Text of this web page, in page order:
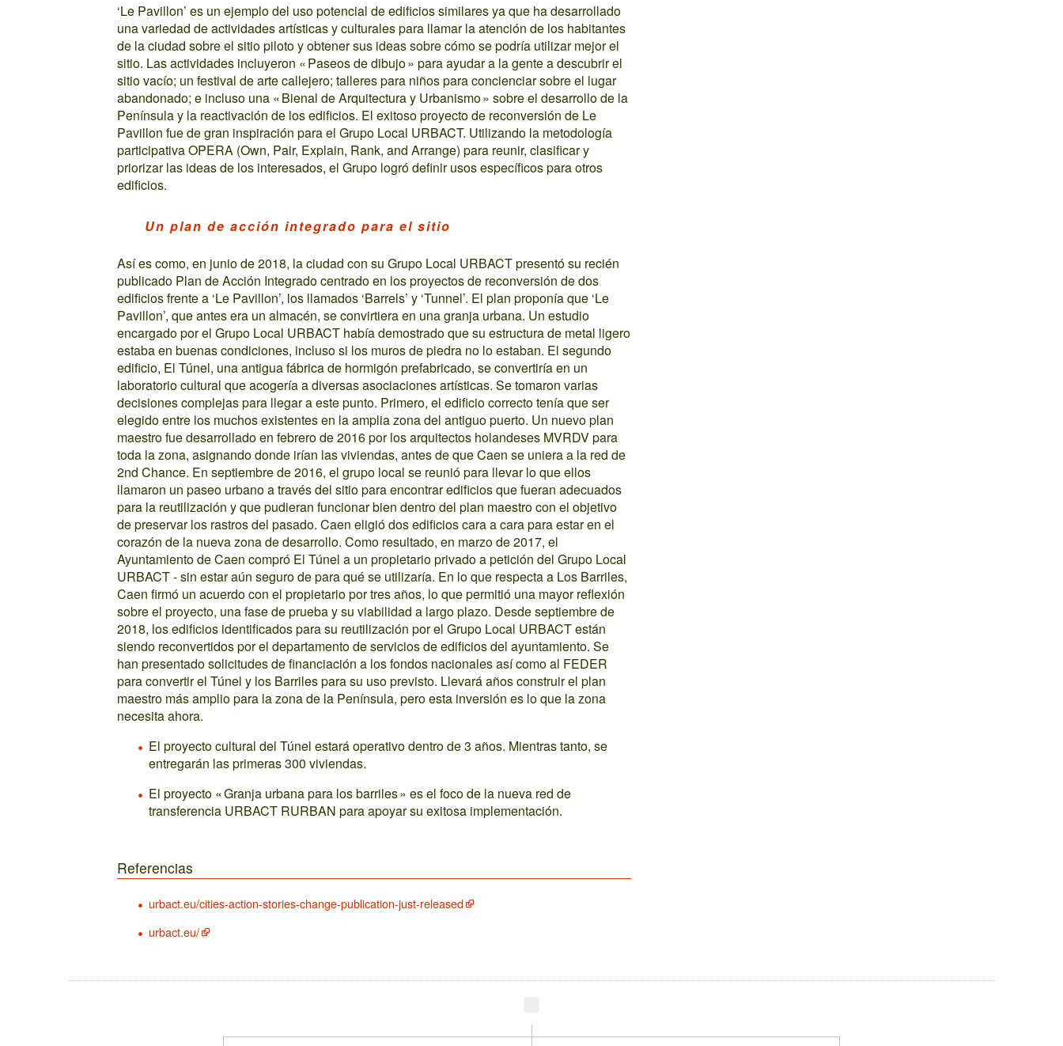
‘Le Pavillon’ es un ejemplo del uso potencial de edificios similares ya que ha desarrollado
una variedad de actividades artísticas y culturales para llamar la atención de los habitantes
de la ciudad sobre el sitio piloto y obtener sus ideas sobre cómo se podría utilizar mejor el
sitio. Las actividades incluyeron « Paseos de dibujo » para ayudar a la gente a descubrir el
sitio vacío; un festival de arte callejero; talleres para niños para concienciar sobre el lugar
abandonado; e incluso una « Bienal de Arquitectura y Urbanismo » sobre el desarrollo de la
Península y la reactivación de los edificios. El exitoso proyecto de reconversión de Le
Pavillon fue de gran inspiración para el Grupo Local URBACT. Utilizando la metodología
participativa OPERA (Own, Pair, Explain, Rank, and Arrange) para reunir, clasificar y
priorizar las ideas de los interesados, el Grupo logró definir usos específicos para otros
edificios.
Un plan de acción integrado para el sitio
Así es como, en junio de 2018, la ciudad con su Grupo Local URBACT presentó su recién
publicado Plan de Acción Integrado centrado en los proyectos de reconversión de dos
edificios frente a ‘Le Pavillon’, los llamados ‘Barrels’ y ‘Tunnel’. El plan proponía que ‘Le
Pavillon’, que antes era un almacén, se convirtiera en una granja urbana. Un estudio
encargado por el Grupo Local URBACT había demostrado que su estructura de metal ligero
estaba en buenas condiciones, incluso si los muros de piedra no lo estaban. El segundo
edificio, El Túnel, una antigua fábrica de hormigón prefabricado, se convertiría en un
laboratorio cultural que acogería a diversas asociaciones artísticas. Se tomaron varias
decisiones complejas para llegar a este punto. Primero, el edificio correcto tenía que ser
elegido entre los muchos existentes en la amplia zona del antiguo puerto. Un nuevo plan
maestro fue desarrollado en febrero de 2016 por los arquitectos holandeses MVRDV para
toda la zona, asignando donde irían las viviendas, antes de que Caen se uniera a la red de
2nd Chance. En septiembre de 2016, el grupo local se reunió para llevar lo que ellos
llamaron un paseo urbano a través del sitio para encontrar edificios que fueran adecuados
para la reutilización y que pudieran funcionar bien dentro del plan maestro con el objetivo
de preservar los rastros del pasado. Caen eligió dos edificios cara a cara para estar en el
corazón de la nueva zona de desarrollo. Como resultado, en marzo de 2017, el
Ayuntamiento de Caen compró El Túnel a un propietario privado a petición del Grupo Local
URBACT - sin estar aún seguro de para qué se utilizaría. En lo que respecta a Los Barriles,
Caen firmó un acuerdo con el propietario por tres años, lo que permitió una mayor reflexión
sobre el proyecto, una fase de prueba y su viabilidad a largo plazo. Desde septiembre de
2018, los edificios identificados para su reutilización por el Grupo Local URBACT están
siendo reconvertidos por el departamento de servicios de edificios del ayuntamiento. Se
han presentado solicitudes de financiación a los fondos nacionales así como al FEDER
para convertir el Túnel y los Barriles para su uso previsto. Llevará años construir el plan
maestro más amplio para la zona de la Península, pero esta inversión es lo que la zona
necesita ahora.
El proyecto cultural del Túnel estará operativo dentro de 3 años. Mientras tanto, se
entregarán las primeras 300 viviendas.
El proyecto « Granja urbana para los barriles » es el foco de la nueva red de
transferencia URBACT RURBAN para apoyar su exitosa implementación.
Referencias
urbact.eu/cities-action-stories-change-publication-just-released
urbact.eu/